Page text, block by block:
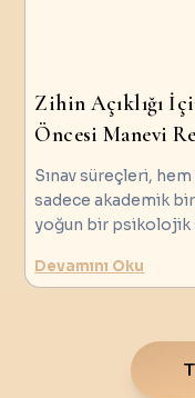
Zihin Açıklığı
Öncesi Manevi
Sınav süreçleri,
sadece akademik
yoğun bir psikolojik
Devamını Oku